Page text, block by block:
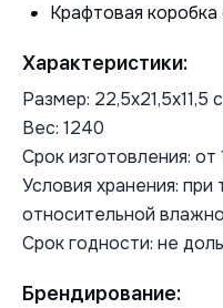
Крафтовая
Характеристики:
Размер: 22,5х21,5х11,5
Вес: 1240
Срок изготовления: от
Условия хранения:
относительной
Срок годности: не
Брендирование: